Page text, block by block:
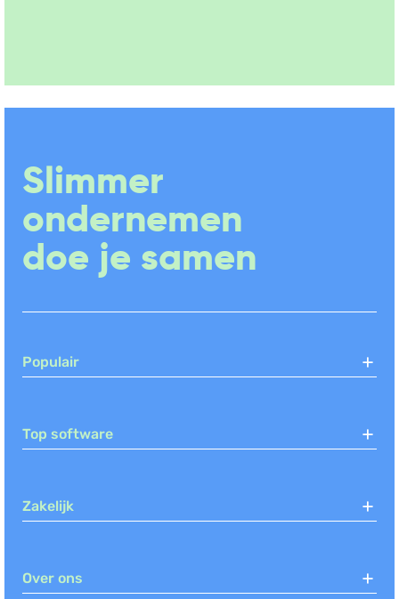
Slimmer
ondernemen
doe je samen
Populair
Top software
Zakelijk
Over ons